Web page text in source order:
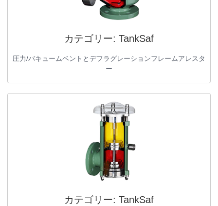
カテゴリー: TankSaf
圧力/バキュームベントとデフラグレーションフレームアレスタ
ー
カテゴリー: TankSaf